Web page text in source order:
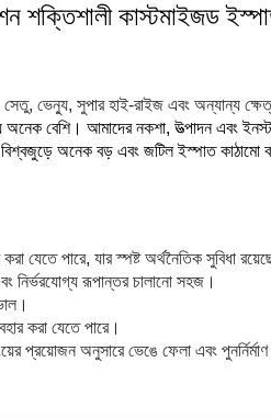
শক্তিশালী কাস্টমাইজড
সেতু, ভেন্যু, সুপার হাই-রাইজ এবং অন্যান্য
বেশি। আমাদের নকশা, উত্পাদন এবং
অনেক বড় এবং জটিল ইস্পাত কাঠামো
যেতে পারে, যার স্পষ্ট অর্থনৈতিক সুবিধা
নির্ভরযোগ্য রূপান্তর চালানো সহজ।
করা যেতে পারে।
প্রয়োজন অনুসারে ভেঙে ফেলা এবং